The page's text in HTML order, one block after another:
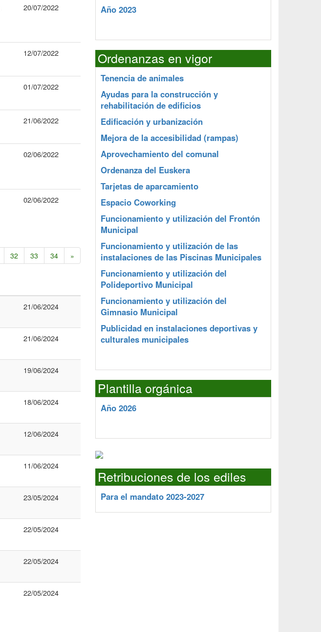
20/07/2022
12/07/2022
01/07/2022
21/06/2022
02/06/2022
02/06/2022
32 33 34 »
21/06/2024
21/06/2024
19/06/2024
18/06/2024
12/06/2024
11/06/2024
23/05/2024
22/05/2024
22/05/2024
22/05/2024
Año 2023
Ordenanzas en vigor
Tenencia de animales
Ayudas para la construcción y
rehabilitación de edificios
Edificación y urbanización
Mejora de la accesibilidad (rampas)
Aprovechamiento del comunal
Ordenanza del Euskera
Tarjetas de aparcamiento
Espacio Coworking
Funcionamiento y utilización del Frontón
Municipal
Funcionamiento y utilización de las
instalaciones de las Piscinas Municipales
Funcionamiento y utilización del
Polideportivo Municipal
Funcionamiento y utilización del
Gimnasio Municipal
Publicidad en instalaciones deportivas y
culturales municipales
Plantilla orgánica
Año 2026
Retribuciones de los ediles
Para el mandato 2023-2027